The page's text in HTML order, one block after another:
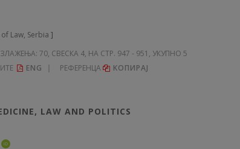
Law, Serbia ]
70, СВЕСКА 4, НА СТР. 947 - 951, УКУПНО 5
ENG РЕФЕРЕНЦА KОПИРАЈ
LAW AND POLITICS
iD